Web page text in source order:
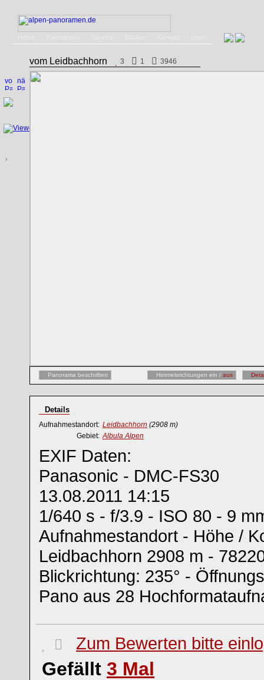
vom Leidbachhorn 3 1 3946
Panorama beschriften Himmelsrichtungen ein / aus
Details
Aufnahmestandort: Leidbachhorn (2908 m)
Gebiet: Albula Alpen
EXIF Daten:
Panasonic - DMC-FS30
13.08.2011 14:15
1/640 s - f/3.9 - ISO 80 - 9
Aufnahmestandort - Höhe /
Leidbachhorn 2908 m -
Blickrichtung: 235° -
Pano aus 28
Zum Bewerten bitte
Gefällt 3 Mal